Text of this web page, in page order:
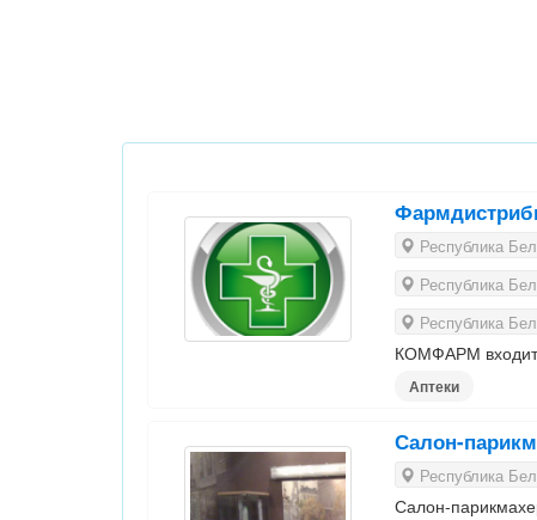
Республика
Республика
Республика
КОМФАРМ
Аптеки
Салон-
Республика
Салон-